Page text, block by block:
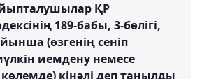
ҚР
189-бабы, 3-бөлігі,
(өзгенің сеніп
иемдену немесе
көлемде) кінәлі деп танылды